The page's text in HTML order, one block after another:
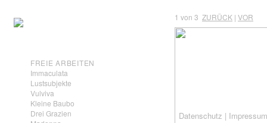
FREIE ARBEITEN
Immaculata
Lustsubjekte
Vulviva
Kleine Baubo
Drei Grazien
1 von 3 ZURÜCK | VOR
Datenschutz | Impressum